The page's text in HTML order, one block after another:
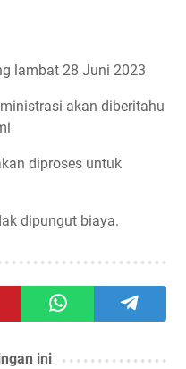
lambat 28 Juni 2023
akan diberitahu
diproses untuk
dipungut biaya.
ini